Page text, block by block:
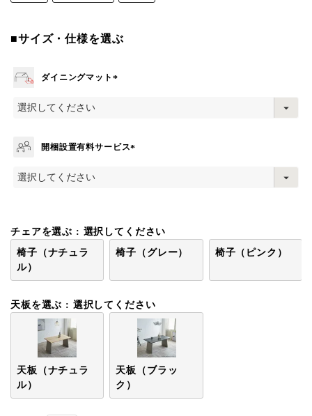
■サイズ・仕様を選ぶ
ダイニングマット
開梱設置有料サービス
チェアを選ぶ
選択してください
椅子（ナチュラ
ル）
椅子（グレー） 椅子（ピンク）
天板を選ぶ 選択してください
天板（ナチュラ
ル）
天板（ブラッ
ク）